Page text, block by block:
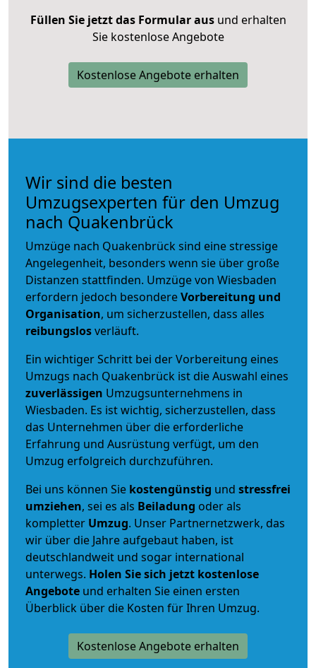
Füllen Sie jetzt das Formular ausund erhalten
Sie kostenlose Angebote
Kostenlose Angebote erhalten
Wir sind die besten
Umzugsexperten für den Umzug
nach Quakenbrück
Umzüge nach Quakenbrück sind eine stressige
Angelegenheit, besonders wenn sie über große
Distanzen stattfinden. Umzüge von Wiesbaden
erfordern jedoch besondereVorbereitung und
Organisation, um sicherzustellen, dass alles
reibungslosverläuft.
Ein wichtiger Schritt bei der Vorbereitung eines
Umzugs nach Quakenbrück ist die Auswahl eines
zuverlässigen Umzugsunternehmens in
Wiesbaden. Es ist wichtig, sicherzustellen, dass
das Unternehmen über die erforderliche
Erfahrung und Ausrüstung verfügt, um den
Umzug erfolgreich durchzuführen.
Bei uns können Sie kostengünstig und stressfrei
umziehen, sei es als Beiladung oder als
kompletter Umzug. Unser Partnernetzwerk, das
wir über die Jahre aufgebaut haben, ist
deutschlandweit und sogar international
unterwegs. Holen Sie sich jetzt kostenlose
Angebote und erhalten Sie einen ersten
Überblick über die Kosten für Ihren Umzug.
Kostenlose Angebote erhalten